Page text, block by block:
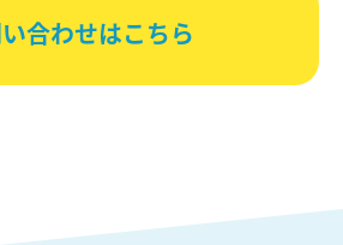
合わせはこちら